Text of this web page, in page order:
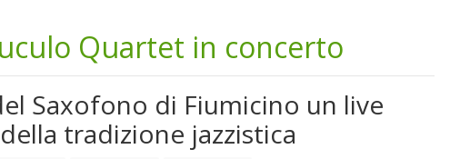
Quartet in concerto
Saxofono di Fiumicino un live
tradizione jazzistica